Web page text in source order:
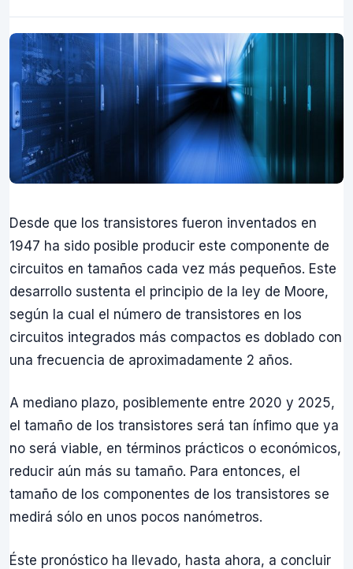
Desde que los transistores fueron inventados en
1947 ha sido posible producir este componente de
circuitos en tamaños cada vez más pequeños. Este
desarrollo sustenta el principio de la ley de Moore,
según la cual el número de transistores en los
circuitos integrados más compactos es doblado con
una frecuencia de aproximadamente 2 años.
A mediano plazo, posiblemente entre 2020 y 2025,
el tamaño de los transistores será tan ínfimo que ya
no será viable, en términos prácticos o económicos,
reducir aún más su tamaño. Para entonces, el
tamaño de los componentes de los transistores se
medirá sólo en unos pocos nanómetros.
Éste pronóstico ha llevado, hasta ahora, a concluir